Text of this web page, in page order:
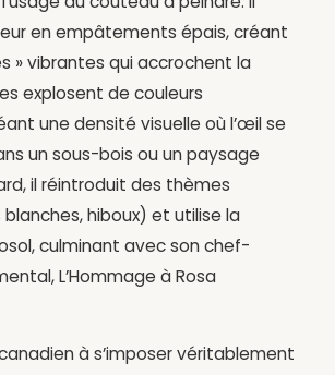
en empâtements épais, créant
» vibrantes qui accrochent la
explosent de couleurs
une densité visuelle où l’œil se
un sous-bois ou un paysage
il réintroduit des thèmes
hiboux) et utilise la
culminant avec son chef-
L’Hommage à Rosa
à s’imposer véritablement